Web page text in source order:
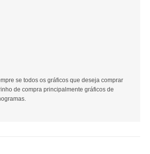
se todos os gráficos que deseja comprar
de compra principalmente gráficos de